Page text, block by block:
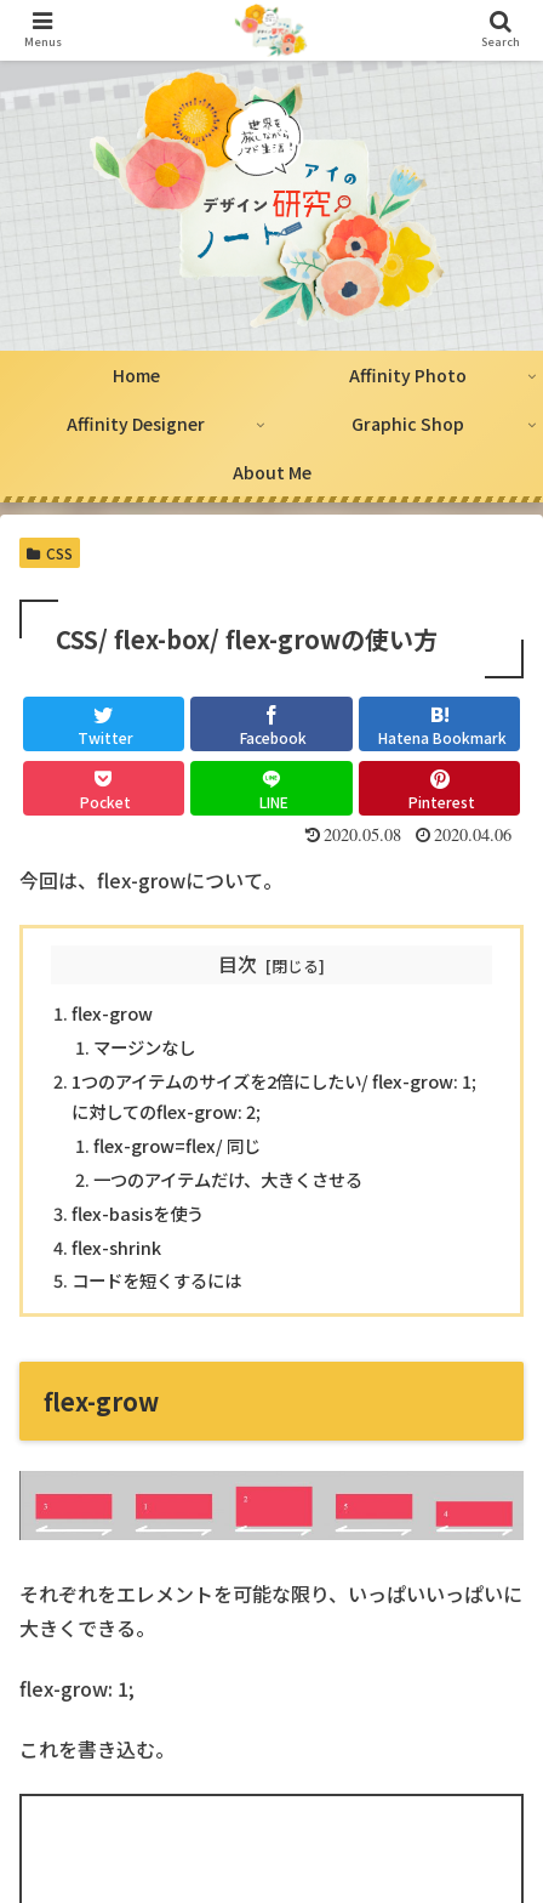
Home
Affinity Photo
Affinity Designer
Graphic Shop
About Me
CSS
CSS/ flex-box/ flex-growの使い方
Twitter Facebook Hatena Bookmark
Pocket LINE Pinterest
2020.05.08 2020.04.06
今回は、flex-growについて。
目次
flex-grow
マージンなし
1つのアイテムのサイズを2倍にしたい/ flex-grow: 1;
に対してのflex-grow: 2;
flex-grow=flex/ 同じ
一つのアイテムだけ、大きくさせる
flex-basisを使う
flex-shrink
コードを短くするには
flex-grow
それぞれをエレメントを可能な限り、いっぱいいっぱいに
大きくできる。
flex-grow: 1;
これを書き込む。
Menus Search